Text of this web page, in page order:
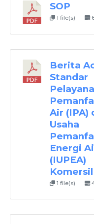
SOP
1 file(s)
Berita
Standar
Air (IPA)
Usaha
Energi
(IUPEA)
Komersil
1 file(s)